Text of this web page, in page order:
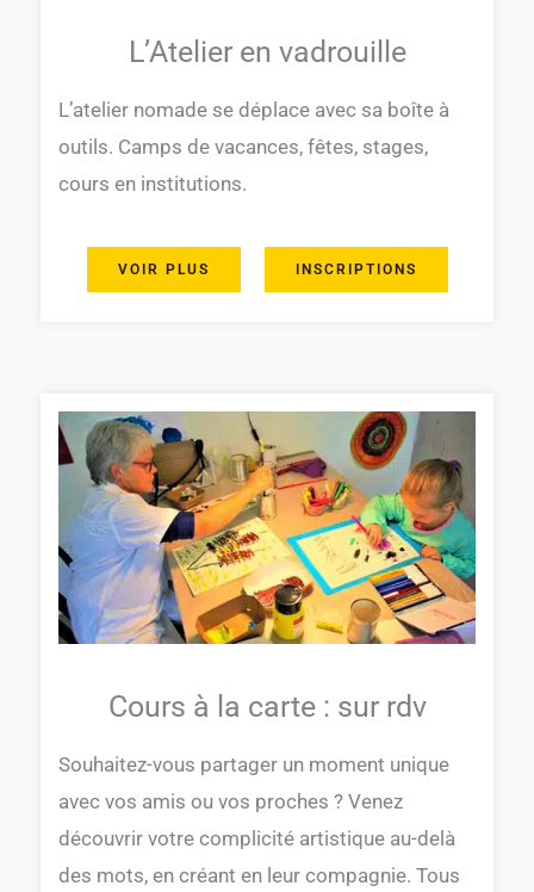
L’Atelier en vadrouille
L’atelier nomade se déplace avec sa boîte à
outils. Camps de vacances, fêtes, stages,
cours en institutions.
VOIR PLUS INSCRIPTIONS
Cours à la carte : sur rdv
Souhaitez-vous partager un moment unique
avec vos amis ou vos proches ? Venez
découvrir votre complicité artistique au-delà
des mots, en créant en leur compagnie. Tous